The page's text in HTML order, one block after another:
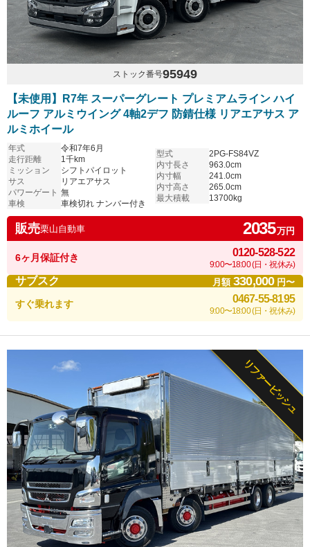
ストック番号95949
【未使用】R7年 スーパーグレート プレミアムライン ハイ
ルーフ アルミウイング 4軸2デフ 防錆仕様 リアエアサス ア
ルミホイール
年式
令和7年6月
走行距離
1千km
ミッション
シフトパイロット
サス
リアエアサス
パワーゲート 無
車検
車検切れ ナンバー付き
型式
2PG-FS84VZ
内寸長さ
963.0cm
内寸幅
241.0cm
内寸高さ
265.0cm
最大積載
13700kg
販売栗山自動車 2035万円
6ヶ月保証付き 0120-528-522
9:00〜18:00 (日・祝休み)
サブスク 月額330,000円〜
すぐ乗れます 0467-55-8195
9:00〜18:00 (日・祝休み)
リファービッシュ